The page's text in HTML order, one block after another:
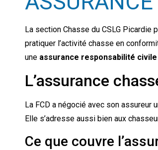
La section Chasse du CSLG Picardie
pratiquer l’activité chasse en
une assurance responsabilité
L’assurance
La FCD a négocié avec son
Elle s’adresse aussi bien aux
Ce que couvre